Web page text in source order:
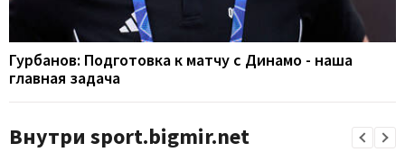
Гурбанов: Подготовка к матчу с Динамо - наша
главная задача
Внутри sport.bigmir.net